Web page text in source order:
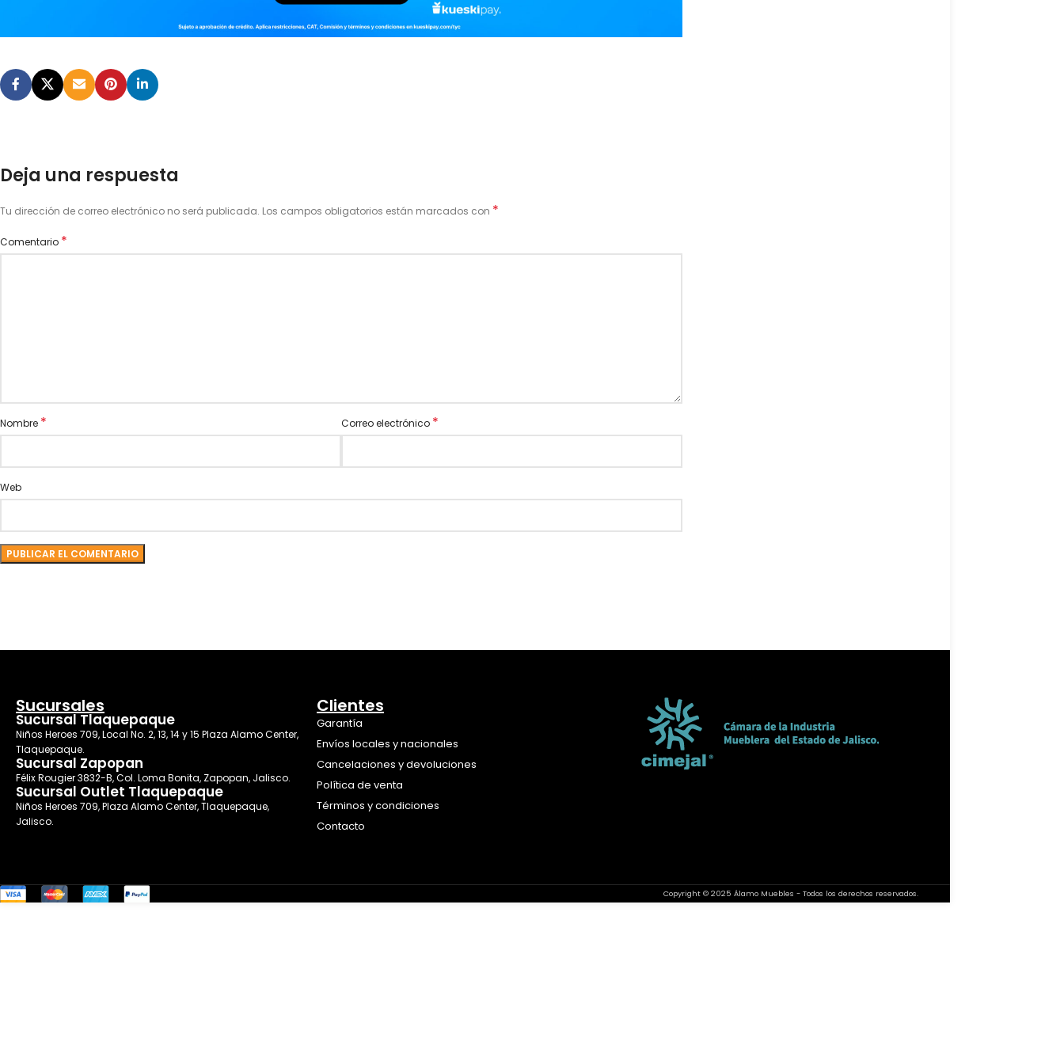
Deja una respuesta
Tu dirección de correo electrónico no será publicada. Los campos obligatorios están marcados con *
Comentario *
Nombre * Correo electrónico *
Web
Sucursales
Sucursal Tlaquepaque
Niños Heroes 709, Local No. 2, 13, 14 y 15 Plaza Alamo Center,
Tlaquepaque.
Sucursal Zapopan
Félix Rougier 3832-B, Col. Loma Bonita, Zapopan, Jalisco.
Sucursal Outlet Tlaquepaque
Niños Heroes 709, Plaza Alamo Center, Tlaquepaque,
Jalisco.
Clientes
Garantía
Envíos locales y nacionales
Cancelaciones y devoluciones
Política de venta
Términos y condiciones
Contacto
Copyright © 2025 Álamo Muebles - Todos los derechos reservados.